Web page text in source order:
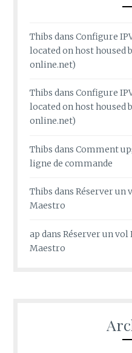
Thibs dansConfigure
located on host housed
online.net)
Thibs dansConfigure
located on host housed
online.net)
Thibs dansComment
ligne de commande
Thibs dansRéserver un
Maestro
ap dansRéserver un vol
Maestro